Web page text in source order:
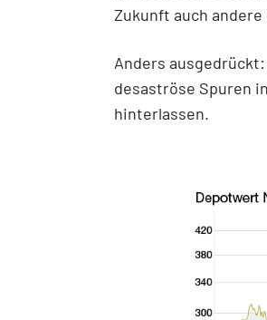
Zukunft auch
Anders
desaströse Spuren
hinterlassen.